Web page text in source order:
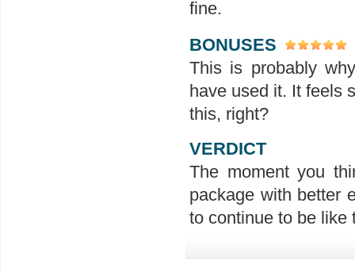
fine.
BONUSES
This is probably
have used it. It feels
this, right?
VERDICT
The moment you
package with better
to continue to be like